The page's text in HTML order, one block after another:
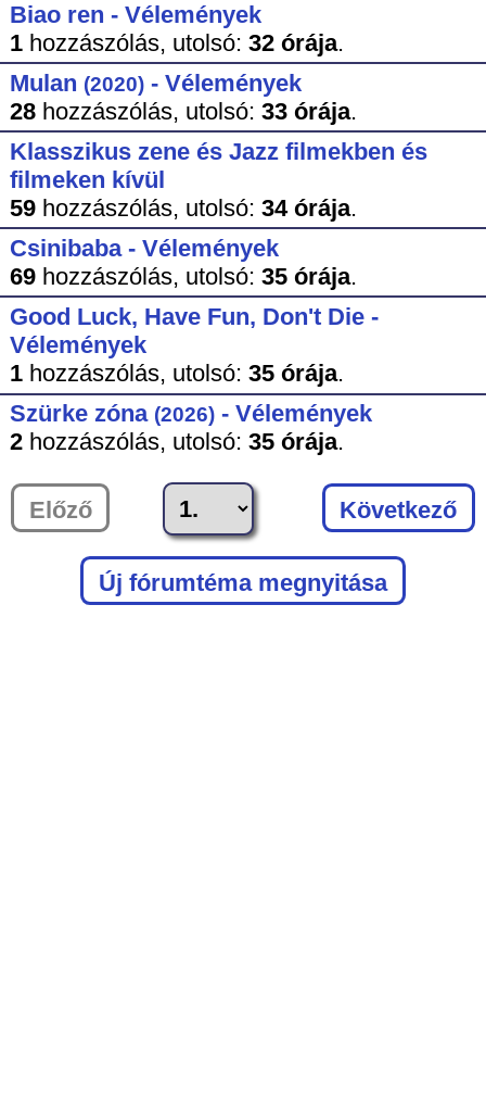
Biao ren - Vélemények
1hozzászólás, utolsó: 32 órája.
Mulan (2020)- Vélemények
28hozzászólás, utolsó: 33 órája.
Klasszikus zene és Jazz filmekben és
filmeken kívül
59hozzászólás, utolsó: 34 órája.
Csinibaba - Vélemények
69hozzászólás, utolsó: 35 órája.
Good Luck, Have Fun, Don't Die -
Vélemények
1hozzászólás, utolsó: 35 órája.
Szürke zóna (2026)- Vélemények
2hozzászólás, utolsó: 35 órája.
Előző Következő
Új fórumtéma megnyitása